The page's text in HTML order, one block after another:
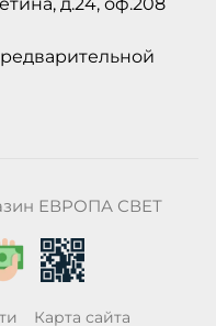
ЕВРОПА СВЕТ
Карта сайта